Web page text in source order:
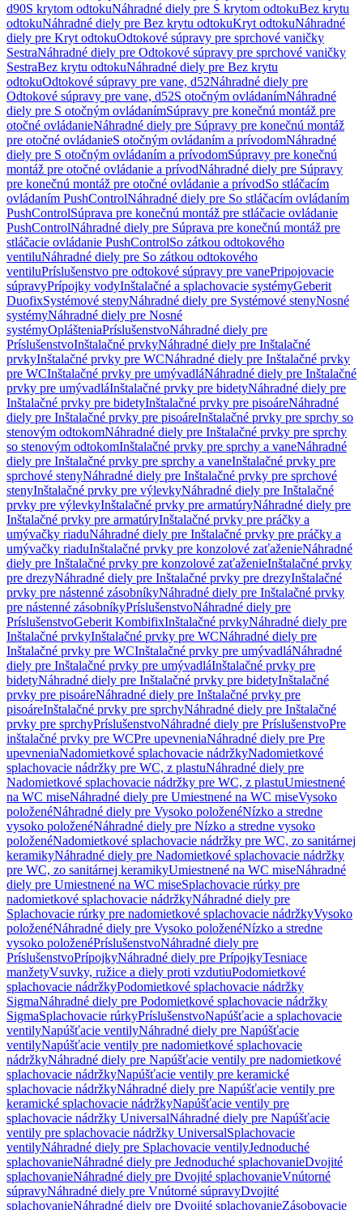
d90S krytom odtokuNáhradné diely pre S krytom odtokuBez krytu
odtokuNáhradné diely pre Bez krytu odtokuKryt odtokuNáhradné
diely pre Kryt odtokuOdtokové súpravy pre sprchové vaničky
SestraNáhradné diely pre Odtokové súpravy pre sprchové vaničky
SestraBez krytu odtokuNáhradné diely pre Bez krytu
odtokuOdtokové súpravy pre vane, d52Náhradné diely pre
Odtokové súpravy pre vane, d52S otočným ovládanímNáhradné
diely pre S otočným ovládanímSúpravy pre konečnú montáž pre
otočné ovládanieNáhradné diely pre Súpravy pre konečnú montáž
pre otočné ovládanieS otočným ovládaním a prívodomNáhradné
diely pre S otočným ovládaním a prívodomSúpravy pre konečnú
montáž pre otočné ovládanie a prívodNáhradné diely pre Súpravy
pre konečnú montáž pre otočné ovládanie a prívodSo stláčacím
ovládaním PushControlNáhradné diely pre So stláčacím ovládaním
PushControlSúprava pre konečnú montáž pre stláčacie ovládanie
PushControlNáhradné diely pre Súprava pre konečnú montáž pre
stláčacie ovládanie PushControlSo zátkou odtokového
ventiluNáhradné diely pre So zátkou odtokového
ventiluPríslušenstvo pre odtokové súpravy pre vanePripojovacie
súpravyPrípojky vodyInštalačné a splachovacie systémyGeberit
DuofixSystémové stenyNáhradné diely pre Systémové stenyNosné
systémyNáhradné diely pre Nosné
systémyOplášteniaPríslušenstvoNáhradné diely pre
PríslušenstvoInštalačné prvkyNáhradné diely pre Inštalačné
prvkyInštalačné prvky pre WCNáhradné diely pre Inštalačné prvky
pre WCInštalačné prvky pre umývadláNáhradné diely pre Inštalačné
prvky pre umývadláInštalačné prvky pre bidetyNáhradné diely pre
Inštalačné prvky pre bidetyInštalačné prvky pre pisoáreNáhradné
diely pre Inštalačné prvky pre pisoáreInštalačné prvky pre sprchy so
stenovým odtokomNáhradné diely pre Inštalačné prvky pre sprchy
so stenovým odtokomInštalačné prvky pre sprchy a vaneNáhradné
diely pre Inštalačné prvky pre sprchy a vaneInštalačné prvky pre
sprchové stenyNáhradné diely pre Inštalačné prvky pre sprchové
stenyInštalačné prvky pre výlevkyNáhradné diely pre Inštalačné
prvky pre výlevkyInštalačné prvky pre armatúryNáhradné diely pre
Inštalačné prvky pre armatúryInštalačné prvky pre práčky a
umývačky riaduNáhradné diely pre Inštalačné prvky pre práčky a
umývačky riaduInštalačné prvky pre konzolové zaťaženieNáhradné
diely pre Inštalačné prvky pre konzolové zaťaženieInštalačné prvky
pre drezyNáhradné diely pre Inštalačné prvky pre drezyInštalačné
prvky pre nástenné zásobníkyNáhradné diely pre Inštalačné prvky
pre nástenné zásobníkyPríslušenstvoNáhradné diely pre
PríslušenstvoGeberit KombifixInštalačné prvkyNáhradné diely pre
Inštalačné prvkyInštalačné prvky pre WCNáhradné diely pre
Inštalačné prvky pre WCInštalačné prvky pre umývadláNáhradné
diely pre Inštalačné prvky pre umývadláInštalačné prvky pre
bidetyNáhradné diely pre Inštalačné prvky pre bidetyInštalačné
prvky pre pisoáreNáhradné diely pre Inštalačné prvky pre
pisoáreInštalačné prvky pre sprchyNáhradné diely pre Inštalačné
prvky pre sprchyPríslušenstvoNáhradné diely pre PríslušenstvoPre
inštalačné prvky pre WCPre upevneniaNáhradné diely pre Pre
upevneniaNadomietkové splachovacie nádržkyNadomietkové
splachovacie nádržky pre WC, z plastuNáhradné diely pre
Nadomietkové splachovacie nádržky pre WC, z plastuUmiestnené
na WC miseNáhradné diely pre Umiestnené na WC miseVysoko
položenéNáhradné diely pre Vysoko položenéNízko a stredne
vysoko položenéNáhradné diely pre Nízko a stredne vysoko
položenéNadomietkové splachovacie nádržky pre WC, zo sanitárnej
keramikyNáhradné diely pre Nadomietkové splachovacie nádržky
pre WC, zo sanitárnej keramikyUmiestnené na WC miseNáhradné
diely pre Umiestnené na WC miseSplachovacie rúrky pre
nadomietkové splachovacie nádržkyNáhradné diely pre
Splachovacie rúrky pre nadomietkové splachovacie nádržkyVysoko
položenéNáhradné diely pre Vysoko položenéNízko a stredne
vysoko položenéPríslušenstvoNáhradné diely pre
PríslušenstvoPrípojkyNáhradné diely pre PrípojkyTesniace
manžetyVsuvky, ružice a diely proti vzdutiuPodomietkové
splachovacie nádržkyPodomietkové splachovacie nádržky
SigmaNáhradné diely pre Podomietkové splachovacie nádržky
SigmaSplachovacie rúrkyPríslušenstvoNapúšťacie a splachovacie
ventilyNapúšťacie ventilyNáhradné diely pre Napúšťacie
ventilyNapúšťacie ventily pre nadomietkové splachovacie
nádržkyNáhradné diely pre Napúšťacie ventily pre nadomietkové
splachovacie nádržkyNapúšťacie ventily pre keramické
splachovacie nádržkyNáhradné diely pre Napúšťacie ventily pre
keramické splachovacie nádržkyNapúšťacie ventily pre
splachovacie nádržky UniversalNáhradné diely pre Napúšťacie
ventily pre splachovacie nádržky UniversalSplachovacie
ventilyNáhradné diely pre Splachovacie ventilyJednoduché
splachovanieNáhradné diely pre Jednoduché splachovanieDvojité
splachovanieNáhradné diely pre Dvojité splachovanieVnútorné
súpravyNáhradné diely pre Vnútorné súpravyDvojité
splachovanieNáhradné diely pre Dvojité splachovanieZásobovacie